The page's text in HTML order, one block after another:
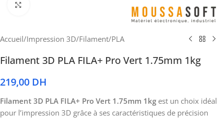
Accueil/Impression 3D/Filament/PLA
Filament 3D PLA FILA+ Pro Vert 1.75mm 1kg
219,00 DH
Filament 3D PLA FILA+ Pro Vert 1.75mm 1kg est un choix idéal
pour l’impression 3D grâce à ses caractéristiques de précision